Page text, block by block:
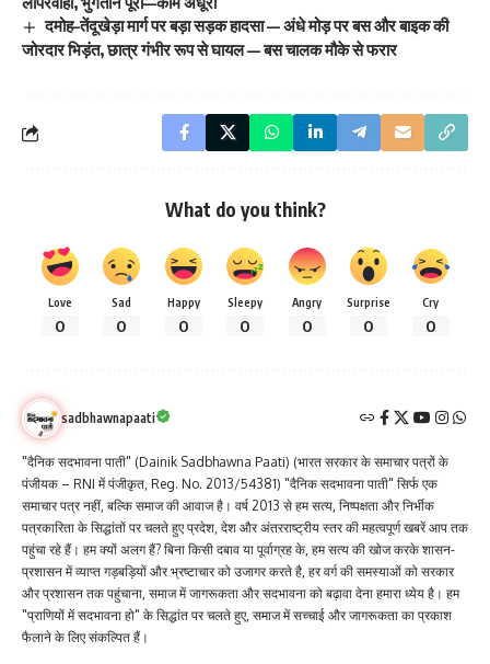
दमोह–तेंदूखेड़ा मार्ग पर बड़ा सड़क हादसा — अंधे मोड़ पर बस और बाइक की
जोरदार भिड़ंत, छात्र गंभीर रूप से घायल — बस चालक मौके से फरार
What do you think?
Love
0
Sad
0
Happy
0
Sleepy
0
Angry
0
Surprise
0
Cry
0
sadbhawnapaati
"दैनिक सदभावना पाती" (Dainik Sadbhawna Paati) (भारत सरकार के समाचार पत्रों के
पंजीयक – RNI में पंजीकृत, Reg. No. 2013/54381) "दैनिक सदभावना पाती" सिर्फ एक
समाचार पत्र नहीं, बल्कि समाज की आवाज है। वर्ष 2013 से हम सत्य, निष्पक्षता और निर्भीक
पत्रकारिता के सिद्धांतों पर चलते हुए प्रदेश, देश और अंतरराष्ट्रीय स्तर की महत्वपूर्ण खबरें आप तक
पहुंचा रहे हैं। हम क्यों अलग हैं? बिना किसी दबाव या पूर्वाग्रह के, हम सत्य की खोज करके शासन-
प्रशासन में व्याप्त गड़बड़ियों और भ्रष्टाचार को उजागर करते है, हर वर्ग की समस्याओं को सरकार
और प्रशासन तक पहुंचाना, समाज में जागरूकता और सदभावना को बढ़ावा देना हमारा ध्येय है। हम
"प्राणियों में सदभावना हो" के सिद्धांत पर चलते हुए, समाज में सच्चाई और जागरूकता का प्रकाश
फैलाने के लिए संकल्पित हैं।